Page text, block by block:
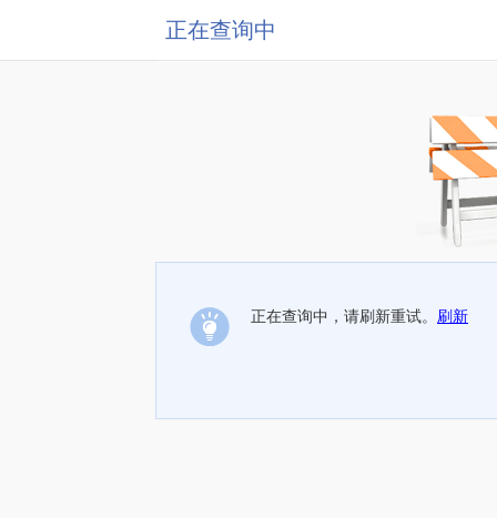
正在查询中
正在查询中，请刷新重试。 刷新